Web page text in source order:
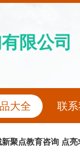
限公司
大全 联系
新聚点教育咨询 点